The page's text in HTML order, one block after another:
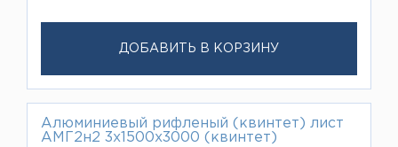
ДОБАВИТЬ В КОРЗИНУ
Алюминиевый рифленый (квинтет) лист
АМГ2н2 3х1500х3000 (квинтет)